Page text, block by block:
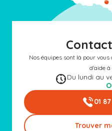
Nos équipes sont là pour
d'aide
Du lundi au
01
Trouver